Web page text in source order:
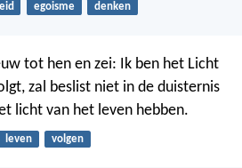
egoisme denken
tot hen en zei: Ik ben het Licht
zal beslist niet in de duisternis
licht van het leven hebben.
leven volgen